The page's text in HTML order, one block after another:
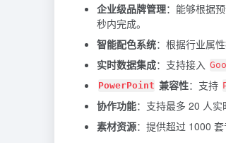
企业级品牌管理：能够根据
秒内完成。
智能配色系统：根据行业属
实时数据集成：支持接入
PowerPoint 兼容性：支持
协作功能：支持最多 20 人
素材资源：提供超过 1000